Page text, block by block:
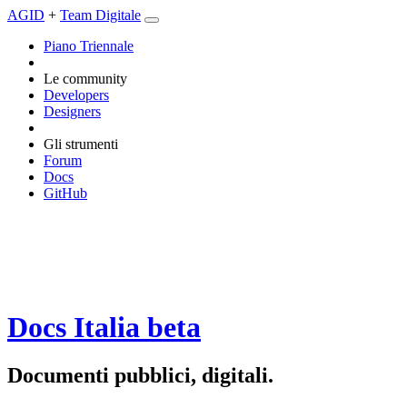
AGID + Team Digitale
Piano Triennale
Le community
Developers
Designers
Gli strumenti
Forum
Docs
GitHub
Docs Italia beta
Documenti pubblici, digitali.